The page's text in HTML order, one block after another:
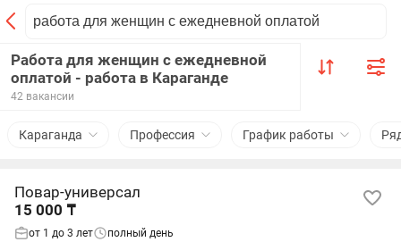
Работа для женщин с ежедневной
оплатой - работа в Караганде
42 вакансии
Караганда Профессия График работы
Повар-универсал
15 000 ₸
от 1 до 3 лет полный день